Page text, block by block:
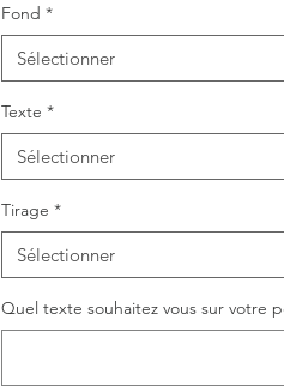
Fond *
Sélectionner
Texte *
Sélectionner
Tirage *
Sélectionner
Quel texte souhaitez vous sur votre